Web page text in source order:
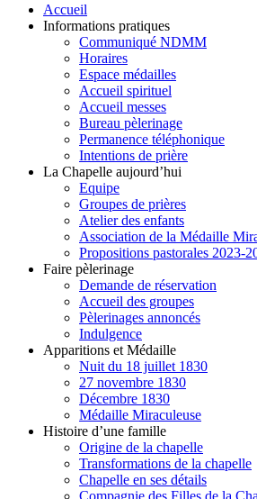
Accueil
Informations pratiques
Communiqué NDMM
Horaires
Espace médailles
Accueil spirituel
Accueil messes
Bureau pèlerinage
Permanence téléphonique
Intentions de prière
La Chapelle aujourd’hui
Equipe
Groupes de prières
Atelier des enfants
Association de la Médaille
Propositions pastorales 2023-
Faire pèlerinage
Demande de réservation
Accueil des groupes
Pèlerinages annoncés
Indulgence
Apparitions et Médaille
Nuit du 18 juillet 1830
27 novembre 1830
Décembre 1830
Médaille Miraculeuse
Histoire d’une famille
Origine de la chapelle
Transformations de la chapelle
Chapelle en ses détails
Compagnie des Filles de la